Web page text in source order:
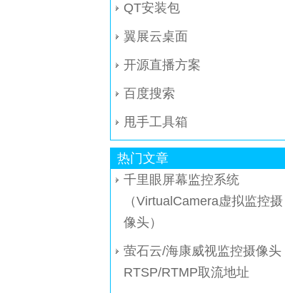
QT安装包
翼展云桌面
开源直播方案
百度搜索
甩手工具箱
热门文章
千里眼屏幕监控系统
（VirtualCamera虚拟监控摄
像头）
萤石云/海康威视监控摄像头
RTSP/RTMP取流地址